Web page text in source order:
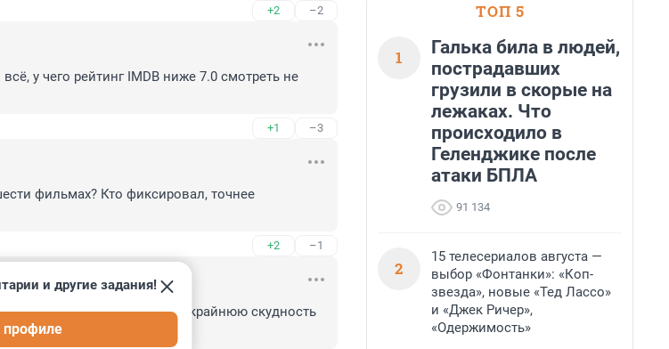
+2 –2
у чего рейтинг IMDB ниже 7.0 смотреть не
+1 –3
фильмах? Кто фиксировал, точнее
+2 –1
глубокое невежество и крайнюю скудность
и другие задания!
профиле
ТОП 5
1
Галька била в людей,
пострадавших
грузили в скорые на
лежаках. Что
происходило в
Геленджике после
атаки БПЛА
91 134
2
15 телесериалов августа —
выбор «Фонтанки»: «Коп-
звезда», новые «Тед Лассо»
и «Джек Ричер»,
«Одержимость»